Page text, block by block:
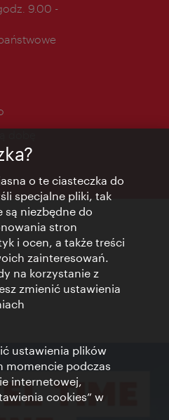
9.00 -
osobowych
o te ciasteczka do
specjalne pliki, tak
są niezbędne do
stron
i ocen, a także treści
zainteresowań.
na korzystanie z
zmienić ustawienia
ustawienia plików
momencie podczas
internetowej,
cookies” w